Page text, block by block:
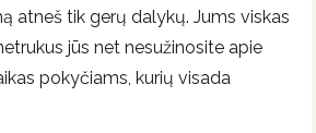
atneš tik gerų dalykų. Jums viskas
jūs net nesužinosite apie
pokyčiams, kurių visada